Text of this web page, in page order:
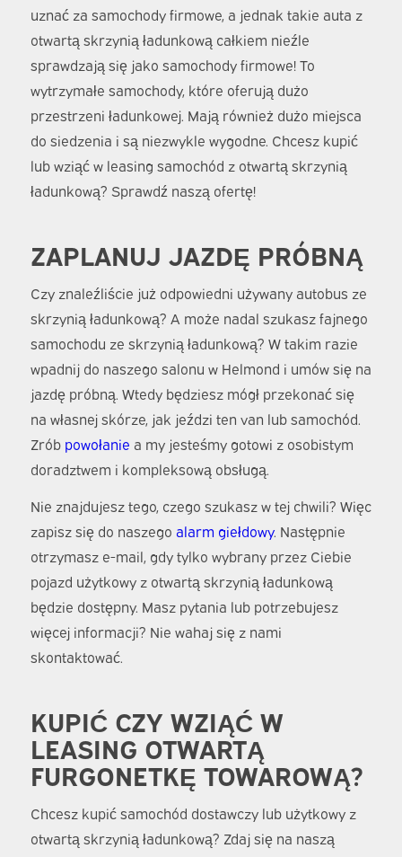
uznać za samochody firmowe, a jednak takie auta z
otwartą skrzynią ładunkową całkiem nieźle
sprawdzają się jako samochody firmowe! To
wytrzymałe samochody, które oferują dużo
przestrzeni ładunkowej. Mają również dużo miejsca
do siedzenia i są niezwykle wygodne. Chcesz kupić
lub wziąć w leasing samochód z otwartą skrzynią
ładunkową? Sprawdź naszą ofertę!
ZAPLANUJ JAZDĘ PRÓBNĄ
Czy znaleźliście już odpowiedni używany autobus ze
skrzynią ładunkową? A może nadal szukasz fajnego
samochodu ze skrzynią ładunkową? W takim razie
wpadnij do naszego salonu w Helmond i umów się na
jazdę próbną. Wtedy będziesz mógł przekonać się
na własnej skórze, jak jeździ ten van lub samochód.
Zrób powołanie a my jesteśmy gotowi z osobistym
doradztwem i kompleksową obsługą.
Nie znajdujesz tego, czego szukasz w tej chwili? Więc
zapisz się do naszego alarm giełdowy. Następnie
otrzymasz e-mail, gdy tylko wybrany przez Ciebie
pojazd użytkowy z otwartą skrzynią ładunkową
będzie dostępny. Masz pytania lub potrzebujesz
więcej informacji? Nie wahaj się z nami
skontaktować.
KUPIĆ CZY WZIĄĆ W
LEASING OTWARTĄ
FURGONETKĘ TOWAROWĄ?
Chcesz kupić samochód dostawczy lub użytkowy z
otwartą skrzynią ładunkową? Zdaj się na naszą